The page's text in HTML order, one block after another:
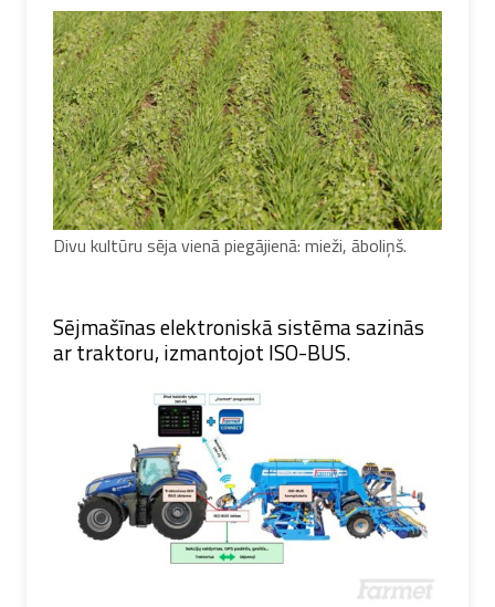
Divu kultūru sēja vienā piegājienā: mieži, āboliņš.
Sējmašīnas elektroniskā sistēma sazinās
ar traktoru, izmantojot ISO-BUS.